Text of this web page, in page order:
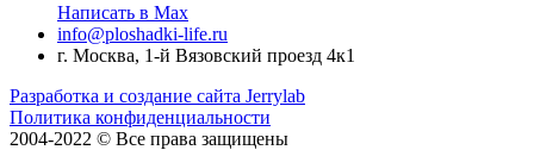
Написать в Max
info@ploshadki-life.ru
г. Москва, 1-й Вязовский проезд 4к1
Разработка и создание сайта Jerrylab
Политика конфиденциальности
2004-2022 © Все права защищены